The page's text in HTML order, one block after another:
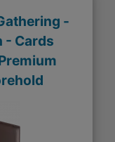
-
- Cards